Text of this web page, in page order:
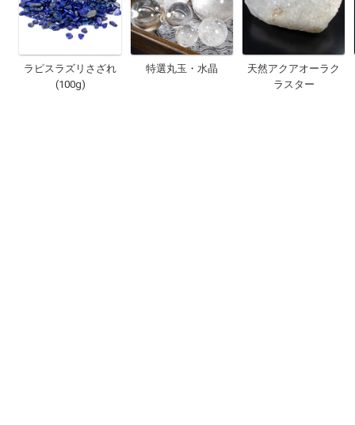
ラピスラズリさざれ
(100g)
特選丸玉・水晶
天然アクアオーラク
ラスター